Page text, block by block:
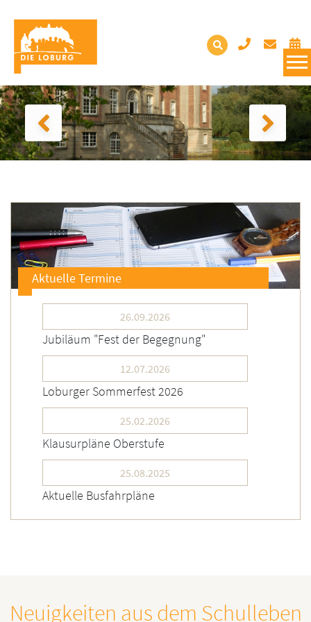
Aktuelle Termine
26.09.2026
Jubiläum "Fest der Begegnung"
12.07.2026
Loburger Sommerfest 2026
25.02.2026
Klausurpläne Oberstufe
25.08.2025
Aktuelle Busfahrpläne
Neuigkeiten aus dem Schulleben